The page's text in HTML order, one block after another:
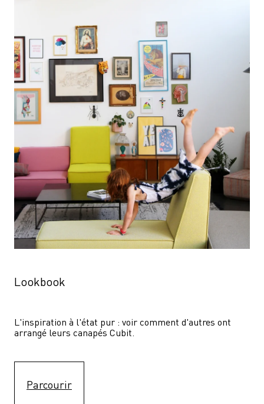
Lookbook
L'inspiration à l'état pur : voir comment d'autres ont
arrangé leurs canapés Cubit.
Parcourir